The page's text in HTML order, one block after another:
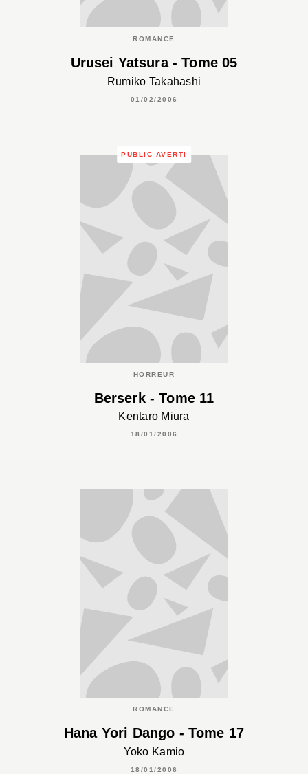
ROMANCE
Urusei Yatsura - Tome 05
Rumiko Takahashi
01/02/2006
PUBLIC AVERTI
HORREUR
Berserk - Tome 11
Kentaro Miura
18/01/2006
ROMANCE
Hana Yori Dango - Tome 17
Yoko Kamio
18/01/2006